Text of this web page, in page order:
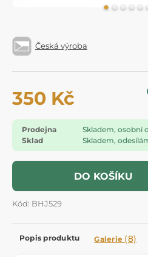
Česká výroba
350 Kč
Prodejna
Skladem, osobní
Sklad
Skladem,
DO KOŠÍKU
Kód: BHJ529
Popis produktu Galerie (8)